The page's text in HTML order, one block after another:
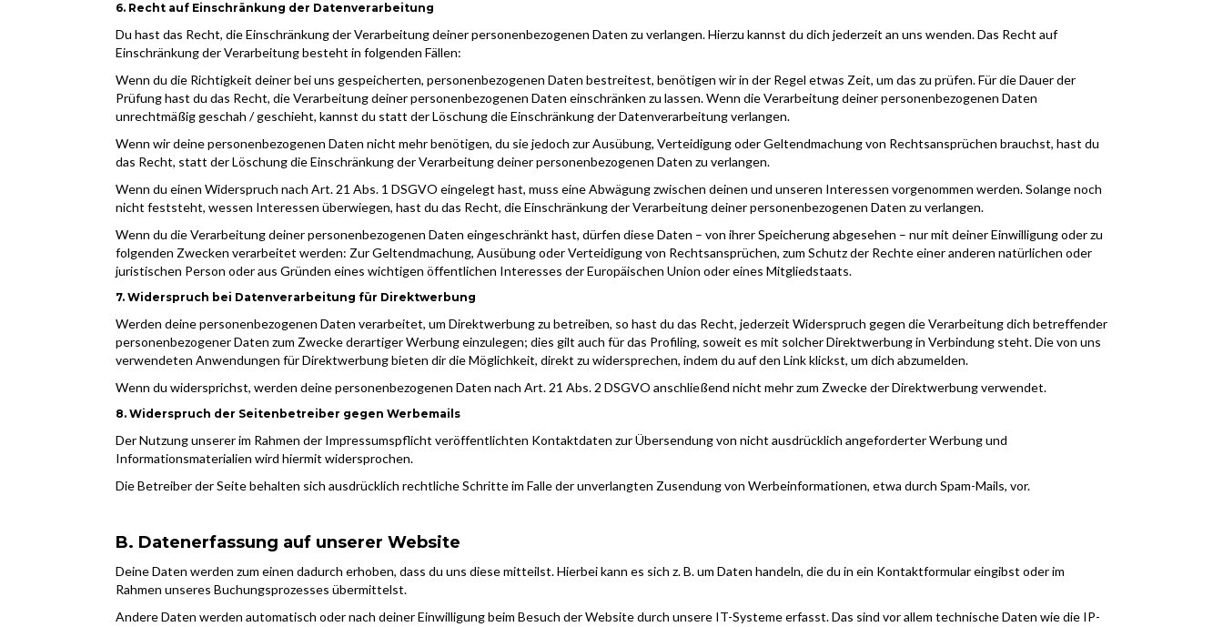
6. Recht auf Einschränkung der Datenverarbeitung
Du hast das Recht, die Einschränkung der Verarbeitung deiner personenbezogenen Daten zu verlangen. Hierzu kannst du dich jederzeit an uns wenden. Das Recht auf
Einschränkung der Verarbeitung besteht in folgenden Fällen:
Wenn du die Richtigkeit deiner bei uns gespeicherten, personenbezogenen Daten bestreitest, benötigen wir in der Regel etwas Zeit, um das zu prüfen. Für die Dauer der
Prüfung hast du das Recht, die Verarbeitung deiner personenbezogenen Daten einschränken zu lassen. Wenn die Verarbeitung deiner personenbezogenen Daten
unrechtmäßig geschah / geschieht, kannst du statt der Löschung die Einschränkung der Datenverarbeitung verlangen.
Wenn wir deine personenbezogenen Daten nicht mehr benötigen, du sie jedoch zur Ausübung, Verteidigung oder Geltendmachung von Rechtsansprüchen brauchst, hast du
das Recht, statt der Löschung die Einschränkung der Verarbeitung deiner personenbezogenen Daten zu verlangen.
Wenn du einen Widerspruch nach Art. 21 Abs. 1 DSGVO eingelegt hast, muss eine Abwägung zwischen deinen und unseren Interessen vorgenommen werden. Solange noch
nicht feststeht, wessen Interessen überwiegen, hast du das Recht, die Einschränkung der Verarbeitung deiner personenbezogenen Daten zu verlangen.
Wenn du die Verarbeitung deiner personenbezogenen Daten eingeschränkt hast, dürfen diese Daten – von ihrer Speicherung abgesehen – nur mit deiner Einwilligung oder zu
folgenden Zwecken verarbeitet werden: Zur Geltendmachung, Ausübung oder Verteidigung von Rechtsansprüchen, zum Schutz der Rechte einer anderen natürlichen oder
juristischen Person oder aus Gründen eines wichtigen öffentlichen Interesses der Europäischen Union oder eines Mitgliedstaats.
7. Widerspruch bei Datenverarbeitung für Direktwerbung
Werden deine personenbezogenen Daten verarbeitet, um Direktwerbung zu betreiben, so hast du das Recht, jederzeit Widerspruch gegen die Verarbeitung dich betreffender
personenbezogener Daten zum Zwecke derartiger Werbung einzulegen; dies gilt auch für das Profiling, soweit es mit solcher Direktwerbung in Verbindung steht. Die von uns
verwendeten Anwendungen für Direktwerbung bieten dir die Möglichkeit, direkt zu widersprechen, indem du auf den Link klickst, um dich abzumelden.
Wenn du widersprichst, werden deine personenbezogenen Daten nach Art. 21 Abs. 2 DSGVO anschließend nicht mehr zum Zwecke der Direktwerbung verwendet.
8. Widerspruch der Seitenbetreiber gegen Werbemails
Der Nutzung unserer im Rahmen der Impressumspflicht veröffentlichten Kontaktdaten zur Übersendung von nicht ausdrücklich angeforderter Werbung und
Informationsmaterialien wird hiermit widersprochen.
Die Betreiber der Seite behalten sich ausdrücklich rechtliche Schritte im Falle der unverlangten Zusendung von Werbeinformationen, etwa durch Spam-Mails, vor.
B. Datenerfassung auf unserer Website
Deine Daten werden zum einen dadurch erhoben, dass du uns diese mitteilst. Hierbei kann es sich z. B. um Daten handeln, die du in ein Kontaktformular eingibst oder im
Rahmen unseres Buchungsprozesses übermittelst.
Andere Daten werden automatisch oder nach deiner Einwilligung beim Besuch der Website durch unsere IT-Systeme erfasst. Das sind vor allem technische Daten wie die IP-